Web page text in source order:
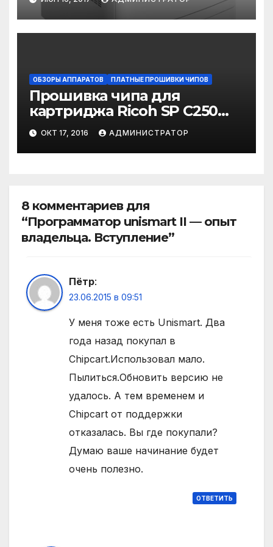
MF411dw /416dw /418x /419x
ОБЗОРЫ АППАРАТОВ ПЛАТНЫЕ ПРОШИВКИ ЧИПОВ
Прошивка чипа для
картриджа Ricoh SP C250
CMYK
ОКТ 17, 2016 АДМИНИСТРАТОР
8 комментариев для
“Программатор unismart II — опыт
владельца. Вступление”
Пётр:
23.06.2015 в 09:51
У меня тоже есть Unismart. Два
года назад покупал в
Chipcart.Использовал мало.
Пылиться.Обновить версию не
удалось. А тем временем и
Chipcart от поддержки
отказалась. Вы где покупали?
Думаю ваше начинание будет
очень полезно.
ОТВЕТИТЬ